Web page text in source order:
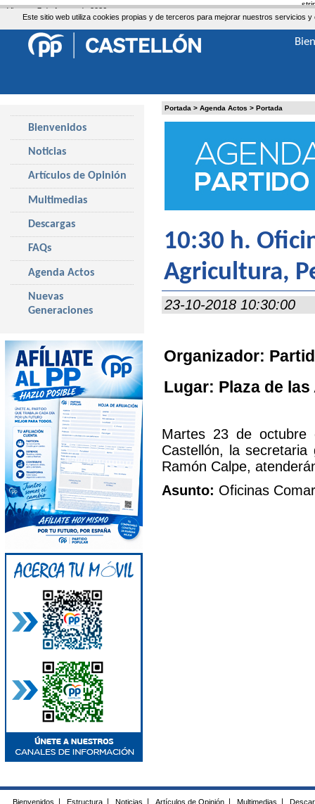
Este sitio web utiliza cookies propias y de terceros para mejorar nuestros servicios
Portada > Agenda Actos > Portada
10:30 h.
Agricultura,
23-10-2018 10:30:00
Organizador:
Lugar: Plaza de
Martes 23 de
Castellón, la
Ramón Calpe,
Asunto: Oficinas
Bienvenidos
Noticias
Artículos de Opinión
Multimedias
Descargas
FAQs
Agenda Actos
Nuevas
Generaciones
Viernes, 7 de Agosto de 2026
Bienvenidos | Estructura | Noticias | Artículos de Opinión | Multimedias |